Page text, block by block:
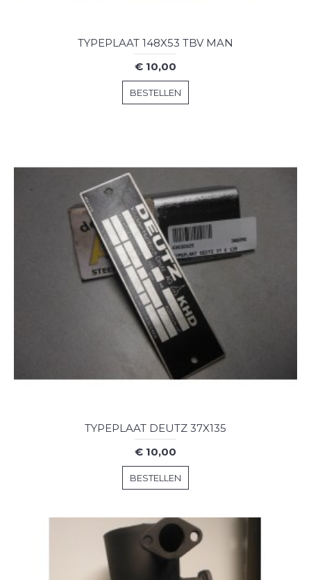
TYPEPLAAT 148X53 TBV MAN
€ 10,00
BESTELLEN
TYPEPLAAT DEUTZ 37X135
€ 10,00
BESTELLEN